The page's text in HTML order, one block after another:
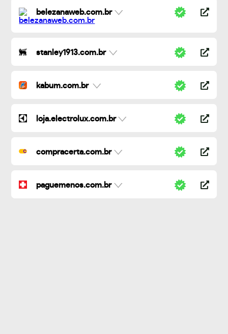
belezanaweb.com.br
stanley1913.com.br
kabum.com.br
loja.electrolux.com.br
compracerta.com.br
paguemenos.com.br